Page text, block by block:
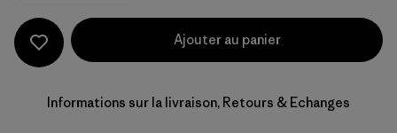
Ajouter au panier
Informations sur la livraison, Retours & Echanges